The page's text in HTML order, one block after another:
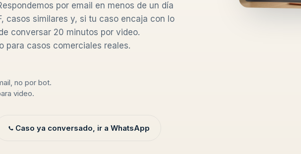
por email en menos de un día
casos similares y, si tu caso encaja con lo
conversar 20 minutos por video.
para casos comerciales reales.
no por bot.
video.
Caso ya conversado, ir a WhatsApp